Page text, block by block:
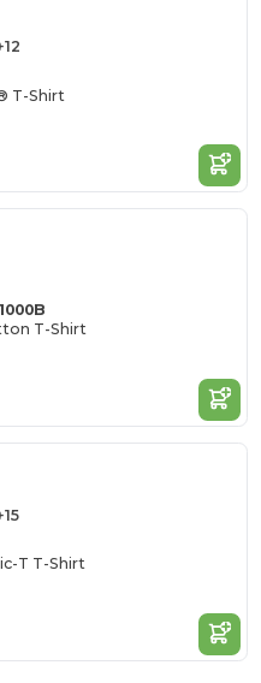
T-Shirt
T-Shirt
T T-Shirt